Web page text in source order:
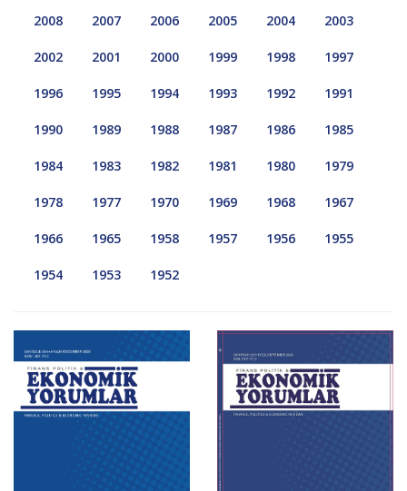
2008 2007 2006 2005 2004 2003
2002 2001 2000 1999 1998 1997
1996 1995 1994 1993 1992 1991
1990 1989 1988 1987 1986 1985
1984 1983 1982 1981 1980 1979
1978 1977 1970 1969 1968 1967
1966 1965 1958 1957 1956 1955
1954 1953 1952